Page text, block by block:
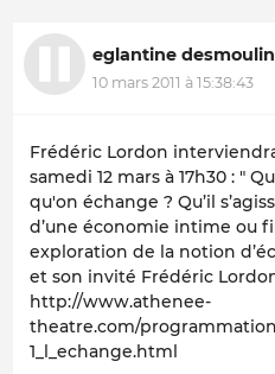
eglantine
10 mars 2011 à 15:38:43
Frédéric Lordon
samedi 12 mars à 17h30 : "
qu'on échange ? Qu’il
d’une économie intime ou
exploration de la notion
et son invité Frédéric
http://www.athenee-
theatre.com/
1_l_echange.html